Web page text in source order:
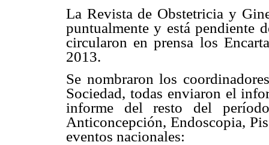
La Revista de Obstetricia y
puntualmente y está pendiente
circularon en prensa los
2013.
Se nombraron los
Sociedad, todas enviaron el
informe del resto del
Anticoncepción, Endoscopia,
eventos nacionales: